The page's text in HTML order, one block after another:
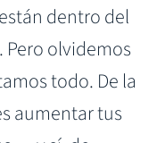
dentro del
olvidemos
todo. De la
aumentar tus